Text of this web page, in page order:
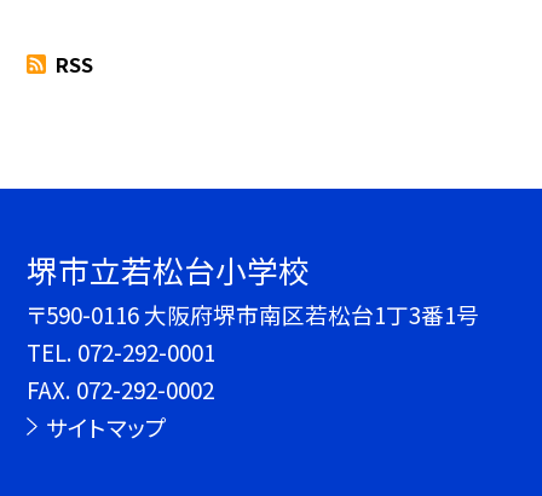
RSS
堺市立若松台小学校
〒590-0116 大阪府堺市南区若松台1丁3番1号
TEL. 072-292-0001
FAX. 072-292-0002
サイトマップ